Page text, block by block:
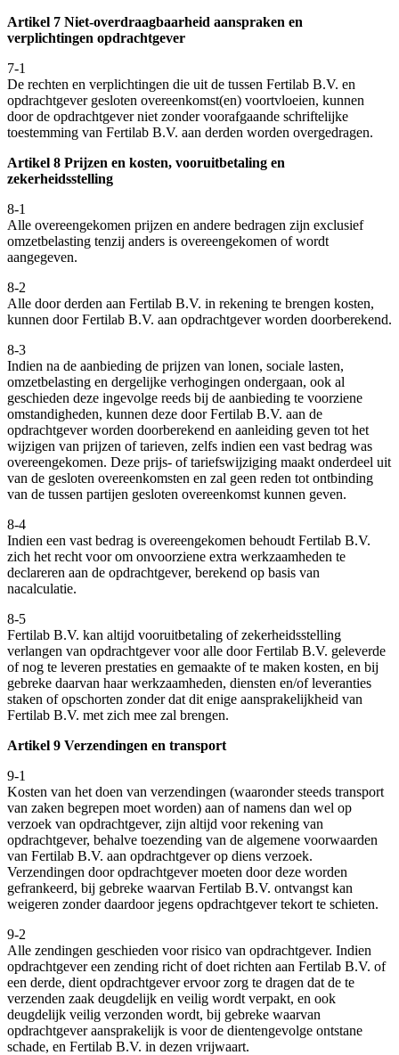
Artikel 7 Niet-overdraagbaarheid aanspraken en
verplichtingen opdrachtgever
7-1
De rechten en verplichtingen die uit de tussen Fertilab B.V. en
opdrachtgever gesloten overeenkomst(en) voortvloeien, kunnen
door de opdrachtgever niet zonder voorafgaande schriftelijke
toestemming van Fertilab B.V. aan derden worden overgedragen.
Artikel 8 Prijzen en kosten, vooruitbetaling en
zekerheidsstelling
8-1
Alle overeengekomen prijzen en andere bedragen zijn exclusief
omzetbelasting tenzij anders is overeengekomen of wordt
aangegeven.
8-2
Alle door derden aan Fertilab B.V. in rekening te brengen kosten,
kunnen door Fertilab B.V. aan opdrachtgever worden doorberekend.
8-3
Indien na de aanbieding de prijzen van lonen, sociale lasten,
omzetbelasting en dergelijke verhogingen ondergaan, ook al
geschieden deze ingevolge reeds bij de aanbieding te voorziene
omstandigheden, kunnen deze door Fertilab B.V. aan de
opdrachtgever worden doorberekend en aanleiding geven tot het
wijzigen van prijzen of tarieven, zelfs indien een vast bedrag was
overeengekomen. Deze prijs- of tariefswijziging maakt onderdeel uit
van de gesloten overeenkomsten en zal geen reden tot ontbinding
van de tussen partijen gesloten overeenkomst kunnen geven.
8-4
Indien een vast bedrag is overeengekomen behoudt Fertilab B.V.
zich het recht voor om onvoorziene extra werkzaamheden te
declareren aan de opdrachtgever, berekend op basis van
nacalculatie.
8-5
Fertilab B.V. kan altijd vooruitbetaling of zekerheidsstelling
verlangen van opdrachtgever voor alle door Fertilab B.V. geleverde
of nog te leveren prestaties en gemaakte of te maken kosten, en bij
gebreke daarvan haar werkzaamheden, diensten en/of leveranties
staken of opschorten zonder dat dit enige aansprakelijkheid van
Fertilab B.V. met zich mee zal brengen.
Artikel 9 Verzendingen en transport
9-1
Kosten van het doen van verzendingen (waaronder steeds transport
van zaken begrepen moet worden) aan of namens dan wel op
verzoek van opdrachtgever, zijn altijd voor rekening van
opdrachtgever, behalve toezending van de algemene voorwaarden
van Fertilab B.V. aan opdrachtgever op diens verzoek.
Verzendingen door opdrachtgever moeten door deze worden
gefrankeerd, bij gebreke waarvan Fertilab B.V. ontvangst kan
weigeren zonder daardoor jegens opdrachtgever tekort te schieten.
9-2
Alle zendingen geschieden voor risico van opdrachtgever. Indien
opdrachtgever een zending richt of doet richten aan Fertilab B.V. of
een derde, dient opdrachtgever ervoor zorg te dragen dat de te
verzenden zaak deugdelijk en veilig wordt verpakt, en ook
deugdelijk veilig verzonden wordt, bij gebreke waarvan
opdrachtgever aansprakelijk is voor de dientengevolge ontstane
schade, en Fertilab B.V. in dezen vrijwaart.